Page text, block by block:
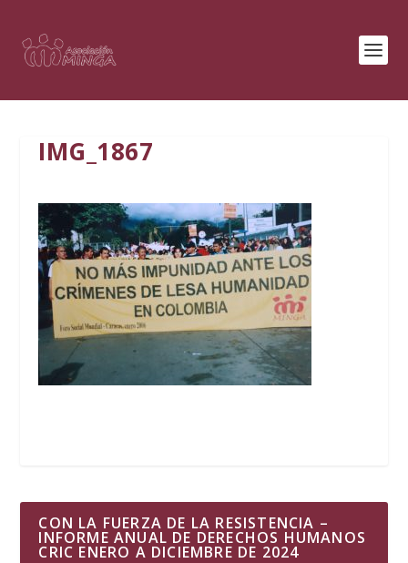
IMG_1867
CON LA FUERZA DE LA RESISTENCIA –
INFORME ANUAL DE DERECHOS HUMANOS
CRIC ENERO A DICIEMBRE DE 2024